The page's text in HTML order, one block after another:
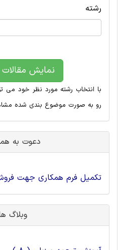
رشته
نمایش
با انتخاب رشته مورد نظر خود می
رو به صورت موضوع بندی شده
دعوت به
تکمیل فرم همکاری جهت
وبلاگ